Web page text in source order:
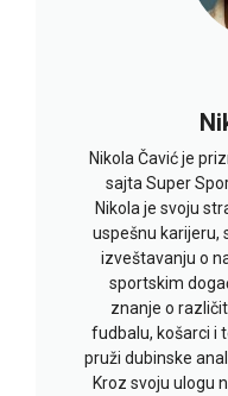
Nikola Čavić je
sajta Super
Nikola je svoju
uspešnu karijeru,
izveštavanju o
sportskim
znanje o
fudbalu, košarci i
pruži dubinske
Kroz svoju ulogu